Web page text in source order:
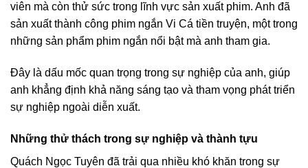
viên mà còn thử sức trong lĩnh vực sản xuất phim. Anh đã
sản xuất thành công phim ngắn Vi Cá tiền truyện, một trong
những sản phẩm phim ngắn nổi bật mà anh tham gia.
Đây là dấu mốc quan trọng trong sự nghiệp của anh, giúp
anh khẳng định khả năng sáng tạo và tham vọng phát triển
sự nghiệp ngoài diễn xuất.
Những thử thách trong sự nghiệp và thành tựu
Quách Ngọc Tuyên đã trải qua nhiều khó khăn trong sự